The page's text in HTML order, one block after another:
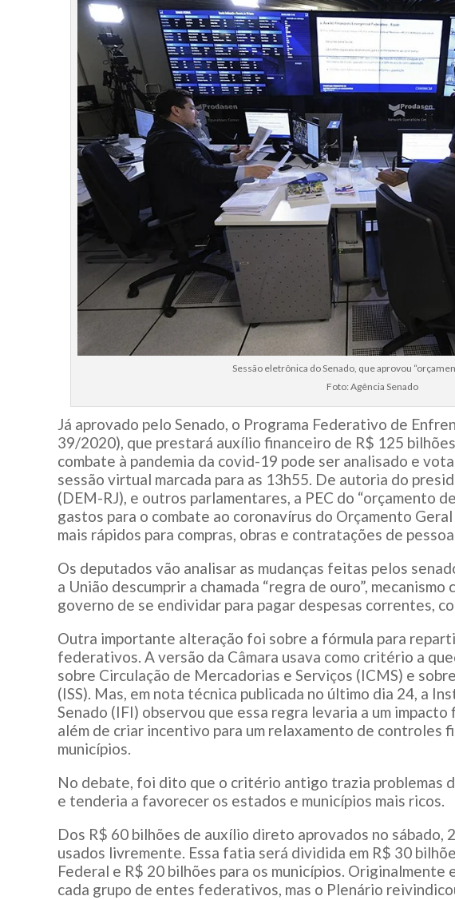
Sessão eletrônica do Senado, que aprovou
Foto: Agência Senado
Já aprovado pelo Senado, o Programa Federativo de
39/2020), que prestará auxílio financeiro de R$ 125
combate à pandemia da covid-19 pode ser analisado e
sessão virtual marcada para as 13h55. De autoria do
(DEM-RJ), e outros parlamentares, a PEC do “orçamento
gastos para o combate ao coronavírus do Orçamento
mais rápidos para compras, obras e contratações de
Os deputados vão analisar as mudanças feitas pelos
a União descumprir a chamada “regra de ouro”,
governo de se endividar para pagar despesas correntes,
Outra importante alteração foi sobre a fórmula para
federativos. A versão da Câmara usava como critério a
sobre Circulação de Mercadorias e Serviços (ICMS) e
(ISS). Mas, em nota técnica publicada no último dia 24, a
Senado (IFI) observou que essa regra levaria a um impacto
além de criar incentivo para um relaxamento de controles
municípios.
No debate, foi dito que o critério antigo trazia problemas
e tenderia a favorecer os estados e municípios mais ricos.
Dos R$ 60 bilhões de auxílio direto aprovados no sábado,
usados livremente. Essa fatia será dividida em R$ 30
Federal e R$ 20 bilhões para os municípios. Originalmente
cada grupo de entes federativos, mas o Plenário